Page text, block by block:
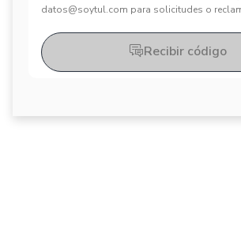
datos@soytul.com para solicitudes o
Recibir código